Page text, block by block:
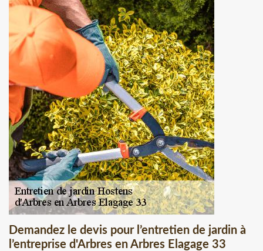
Demandez le devis pour l’entretien de jardin à
l’entreprise d'Arbres en Arbres Elagage 33